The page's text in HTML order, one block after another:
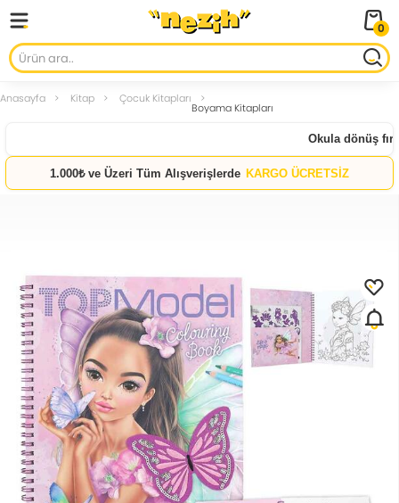
0
Anasayfa Kitap Çocuk Kitapları
Boyama Kitapları
Okula dönüş
1.000₺ ve Üzeri Tüm Alışverişlerde KARGO ÜCRETSİZ